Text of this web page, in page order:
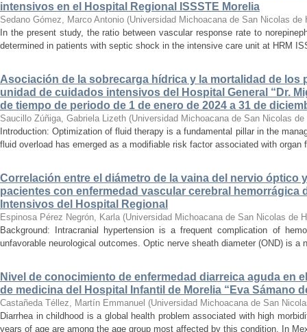
intensivos en el Hospital Regional ISSSTE Morelia
Sedano Gómez, Marco Antonio (Universidad Michoacana de San Nicolas de
In the present study, the ratio between vascular response rate to
determined in patients with septic shock in the intensive care unit at HRM
Asociación de la sobrecarga hídrica y la mortalidad de los
unidad de cuidados intensivos del Hospital General “Dr.
de tiempo de periodo de 1 de enero de 2024 a 31 de
Saucillo Zúñiga, Gabriela Lizeth (Universidad Michoacana de San Nicolas de
Introduction: Optimization of fluid therapy is a fundamental pillar in the
fluid overload has emerged as a modifiable risk factor associated with organ
Correlación entre el diámetro de la vaina del nervio óptico
pacientes con enfermedad vascular cerebral hemorrágica
Intensivos del Hospital Regional
Espinosa Pérez Negrón, Karla (Universidad Michoacana de San Nicolas de
Background: Intracranial hypertension is a frequent complication of
unfavorable neurological outcomes. Optic nerve sheath diameter (OND) is a
Nivel de conocimiento de enfermedad diarreica aguda en
de medicina del Hospital Infantil de Morelia “Eva Sámano
Castañeda Téllez, Martín Emmanuel (Universidad Michoacana de San
Diarrhea in childhood is a global health problem associated with high
years of age are among the age group most affected by this condition. In